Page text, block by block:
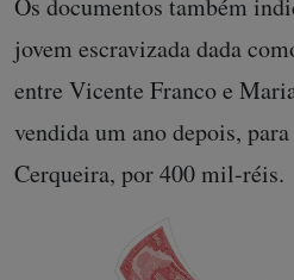
Os documentos também
jovem escravizada dada
entre Vicente Franco e
vendida um ano depois,
Cerqueira, por 400 mil-réis.